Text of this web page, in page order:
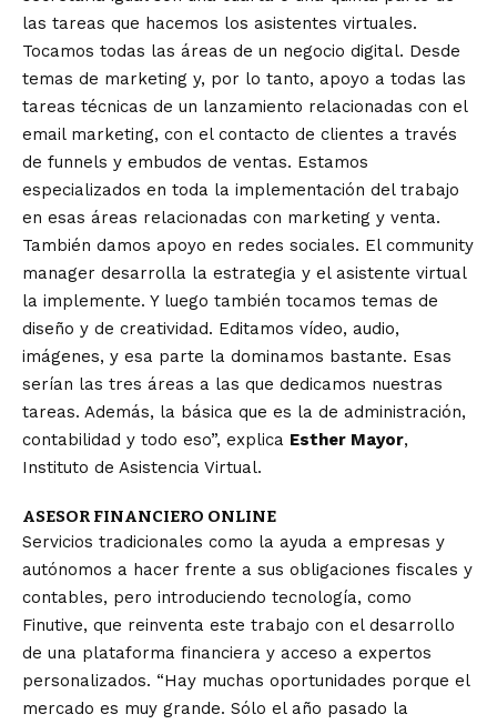
las tareas que hacemos los asistentes virtuales.
Tocamos todas las áreas de un negocio digital. Desde
temas de marketing y, por lo tanto, apoyo a todas las
tareas técnicas de un lanzamiento relacionadas con el
email marketing, con el contacto de clientes a través
de funnels y embudos de ventas. Estamos
especializados en toda la implementación del trabajo
en esas áreas relacionadas con marketing y venta.
También damos apoyo en redes sociales. El community
manager desarrolla la estrategia y el asistente virtual
la implemente. Y luego también tocamos temas de
diseño y de creatividad. Editamos vídeo, audio,
imágenes, y esa parte la dominamos bastante. Esas
serían las tres áreas a las que dedicamos nuestras
tareas. Además, la básica que es la de administración,
contabilidad y todo eso”, explica Esther Mayor,
Instituto de Asistencia Virtual.
ASESOR FINANCIERO ONLINE
Servicios tradicionales como la ayuda a empresas y
autónomos a hacer frente a sus obligaciones fiscales y
contables, pero introduciendo tecnología, como
Finutive, que reinventa este trabajo con el desarrollo
de una plataforma financiera y acceso a expertos
personalizados. “Hay muchas oportunidades porque el
mercado es muy grande. Sólo el año pasado la